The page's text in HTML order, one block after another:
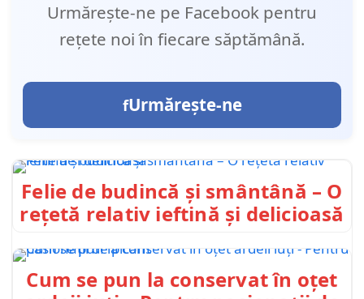
Urmărește-ne pe Facebook pentru
rețete noi în fiecare săptămână.
Urmărește-ne
Felie de budincă și smântână – O
rețetă relativ ieftină și delicioasă
Cum se pun la conservat în oțet